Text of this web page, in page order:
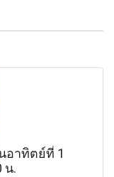
อาทิตย์ที่ 1
น.